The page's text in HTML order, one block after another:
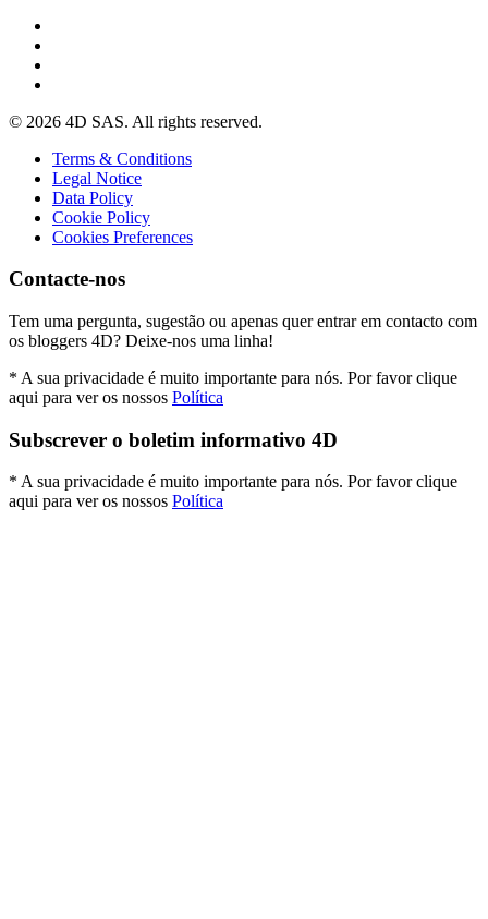
© 2026 4D SAS. All rights reserved.
Terms & Conditions
Legal Notice
Data Policy
Cookie Policy
Cookies Preferences
Contacte-nos
Tem uma pergunta, sugestão ou apenas quer entrar em contacto com
os bloggers 4D? Deixe-nos uma linha!
* A sua privacidade é muito importante para nós. Por favor clique
aqui para ver os nossos Política
Subscrever o boletim informativo 4D
* A sua privacidade é muito importante para nós. Por favor clique
aqui para ver os nossos Política